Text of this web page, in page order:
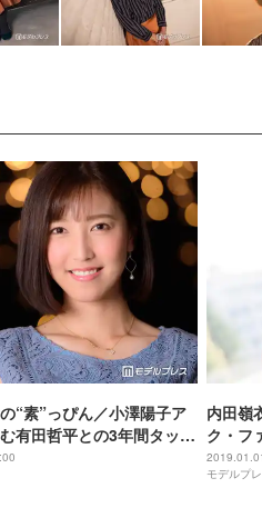
“素”っぴん／小澤陽子ア
有田哲平との3年間タッグ
できずすごく落ち込ん
内田嶺
ク・フ
テレビ
ー連載
モデルプ